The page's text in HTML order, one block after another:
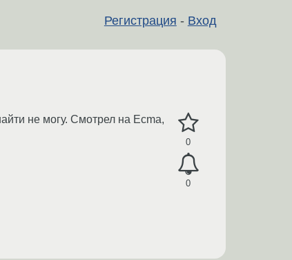
Регистрация - Вход
0
0
не могу. Смотрел на Ecma,